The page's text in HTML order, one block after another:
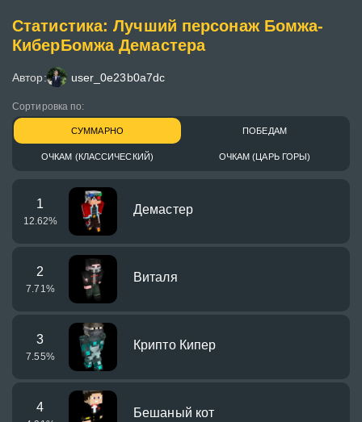
Статистика: Лучший персонаж Бомжа-
КиберБомжа Демастера
Автор: user_0e23b0a7dc
Сортировка по:
СУММАРНО ПОБЕДАМ
ОЧКАМ (КЛАССИЧЕСКИЙ) ОЧКАМ (ЦАРЬ ГОРЫ)
1
12.62%
Демастер
2
7.71%
Виталя
3
7.55%
Крипто Кипер
4 Бешаный кот